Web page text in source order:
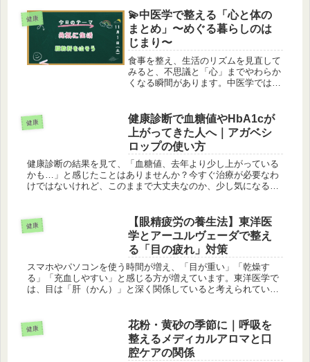
リしない…。そんなときに出会ったの
が「中医学（ちゅういがく）」です。
中...
健康
💫中医学で整える「心と体の
まとめ」〜めぐる暮らしのは
じまり〜
食事を整え、生活のリズムを見直して
みると、不思議と「心」までやわらか
くなる瞬間があります。中医学では、
もスムーズに流れ出します。だからこ
そ、完璧を目指す必要はありません。
白...
健康
健康診断で血糖値やHbA1cが
上がってきた人へ｜アガベシ
ロップの使い方
健康診断の結果を見て、「血糖値、去年より少し上がっている
かも…」と感じたことはありませんか？今すぐ治療が必要なわ
けではないけれど、このままで大丈夫なのか、少し気になると
健康
【眼精疲労の養生法】東洋医
学とアーユルヴェーダで整え
る「目の疲れ」対策
スマホやパソコンを使う時間が増え、「目が重い」「乾燥す
る」「充血しやすい」と感じる方が増えています。東洋医学で
は、目は「肝（かん）」と深く関係していると考えられていま
健康
花粉・黄砂の季節に｜呼吸を
整えるメディカルアロマと口
腔ケアの関係